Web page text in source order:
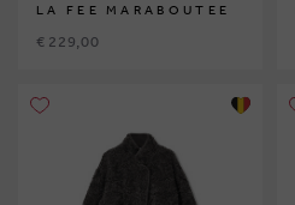
LA FEE MARABOUTEE
€ 229,00